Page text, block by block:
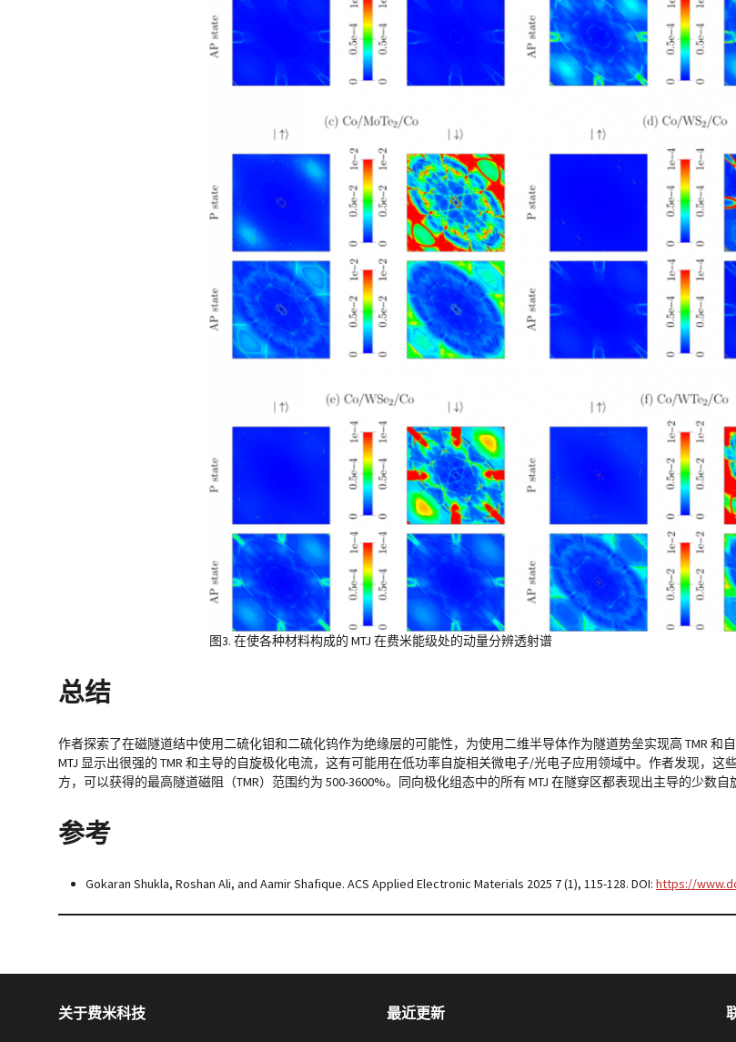
图3. 在使各种材料构成的 MTJ 在费米能级处的动量分辨透射谱
总结
作者探索了在磁隧道结中使用二硫化钼和二硫化钨作为绝缘层的可能性，为使用二维半导体作为隧道势垒实现高 TMR 和
MTJ 显示出很强的 TMR 和主导的自旋极化电流，这有可能用在低功率自旋相关微电子/光电子应用领域中。作者发现，这
方，可以获得的最高隧道磁阻（TMR）范围约为 500-3600%。同向极化组态中的所有 MTJ 在隧穿区都表现出主导的少数自
参考
Gokaran Shukla, Roshan Ali, and Aamir Shafique. ACS Applied Electronic Materials 2025 7 (1), 115-128. DOI:https://
关于费米科技 最近更新